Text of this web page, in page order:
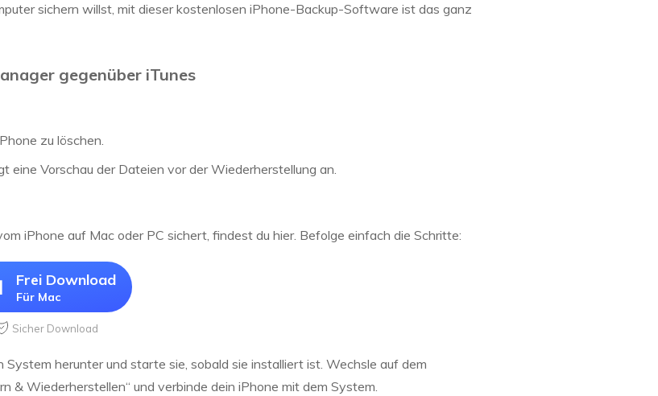
sichern willst, mit dieser kostenlosen iPhone-Backup-Software ist das ganz
gegenüber iTunes
zu löschen.
eine Vorschau der Dateien vor der Wiederherstellung an.
iPhone auf Mac oder PC sichert, findest du hier. Befolge einfach die Schritte:
Frei Download
Für Mac
Sicher Download
herunter und starte sie, sobald sie installiert ist. Wechsle auf dem
& Wiederherstellen“ und verbinde dein iPhone mit dem System.